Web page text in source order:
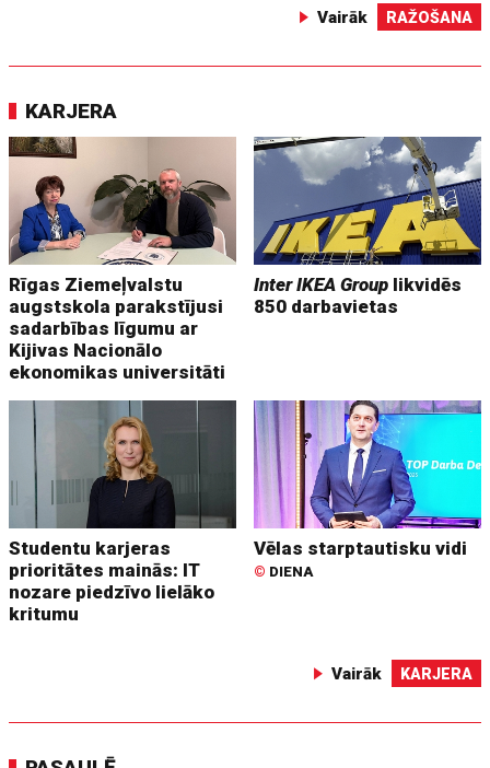
Vairāk RAŽOŠANA
KARJERA
Rīgas Ziemeļvalstu
augstskola parakstījusi
sadarbības līgumu ar
Kijivas Nacionālo
ekonomikas universitāti
Inter IKEA Group likvidēs
850 darbavietas
Studentu karjeras
prioritātes mainās: IT
nozare piedzīvo lielāko
kritumu
Vēlas starptautisku vidi
© DIENA
Vairāk KARJERA